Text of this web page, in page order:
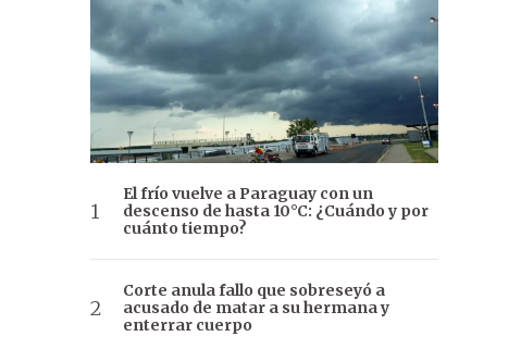
El frío vuelve a Paraguay con un
descenso de hasta 10°C: ¿Cuándo y por
cuánto tiempo?
Corte anula fallo que sobreseyó a
acusado de matar a su hermana y
enterrar cuerpo